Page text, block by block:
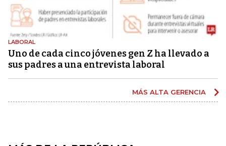
LABORAL
Uno de cada cinco jóvenes gen Z ha llevado a
sus padres a una entrevista laboral
MÁS ALTA GERENCIA